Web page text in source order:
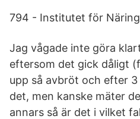
794 - Institutet för
Jag vågade inte göra
eftersom det gick dåligt
upp så avbröt och efter
det, men kanske mäter
annars så är det i vilket